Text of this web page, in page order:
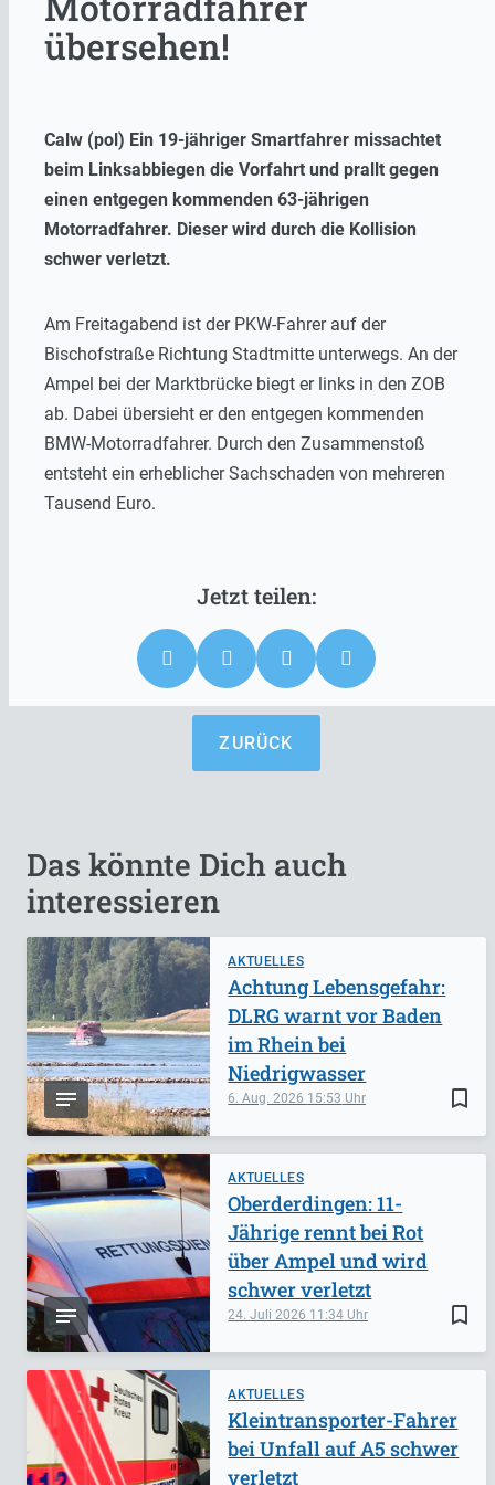
übersehen!
Calw (pol) Ein 19-jähriger Smartfahrer missachtet
beim Linksabbiegen die Vorfahrt und prallt gegen
einen entgegen kommenden 63-jährigen
Motorradfahrer. Dieser wird durch die Kollision
schwer verletzt.
Am Freitagabend ist der PKW-Fahrer auf der
Bischofstraße Richtung Stadtmitte unterwegs. An der
Ampel bei der Marktbrücke biegt er links in den ZOB
ab. Dabei übersieht er den entgegen kommenden
BMW-Motorradfahrer. Durch den Zusammenstoß
entsteht ein erheblicher Sachschaden von mehreren
Tausend Euro.
ZURÜCK
Das könnte Dich auch
interessieren
AKTUELLES
bookmark_border
6. Aug. 2026 15:53
Achtung Lebensgefahr:
DLRG warnt vor Baden
im Rhein bei
Niedrigwasser
AKTUELLES
bookmark_border
24. Juli 2026 11:34
Oberderdingen: 11-
Jährige rennt bei Rot
über Ampel und wird
schwer verletzt
AKTUELLES
Kleintransporter-Fahrer
bei Unfall auf A5 schwer
verletzt